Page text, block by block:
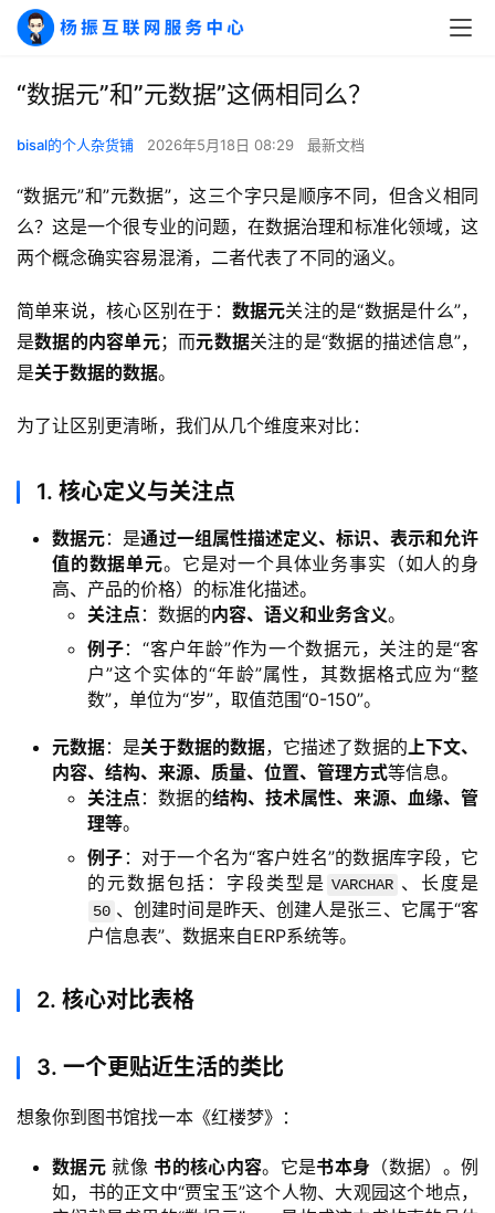
干
“数据元”和”元数据”这俩相同么？
bisal的个人杂货铺 2026年5月18日 08:29 最新文档
“数据元”和”元数据”，这三个字只是顺序不同，但含义相同
么？这是一个很专业的问题，在数据治理和标准化领域，这
两个概念确实容易混淆，二者代表了不同的涵义。
简单来说，核心区别在于： 数据元关注的是“数据是什么”，
是数据的内容单元；而元数据关注的是“数据的描述信息”，
是关于数据的数据。
为了让区别更清晰，我们从几个维度来对比：
1. 核心定义与关注点
数据元：是通过一组属性描述定义、标识、表示和允许
值的数据单元。它是对一个具体业务事实（如人的身
高、产品的价格）的标准化描述。
关注点 ：数据的内容、语义和业务含义。
例子：“客户年龄”作为一个数据元，关注的是“客
户”这个实体的“年龄”属性，其数据格式应为“整
数”，单位为“岁”，取值范围“0-150”。
元数据：是关于数据的数据，它描述了数据的上下文、
内容、结构、来源、质量、位置、管理方式等信息。
关注点 ：数据的结构、技术属性、来源、血缘、管
理等。
例子 ：对于一个名为“客户姓名”的数据库字段，它
的元数据包括：字段类型是 VARCHAR 、长度是
50 、创建时间是昨天、创建人是张三、它属于“客
户信息表”、数据来自ERP系统等。
2. 核心对比表格
3. 一个更贴近生活的类比
想象你到图书馆找一本《红楼梦》：
数据元 就像 书的核心内容。它是书本身 （数据）。例
如，书的正文中“贾宝玉”这个人物、大观园这个地点，